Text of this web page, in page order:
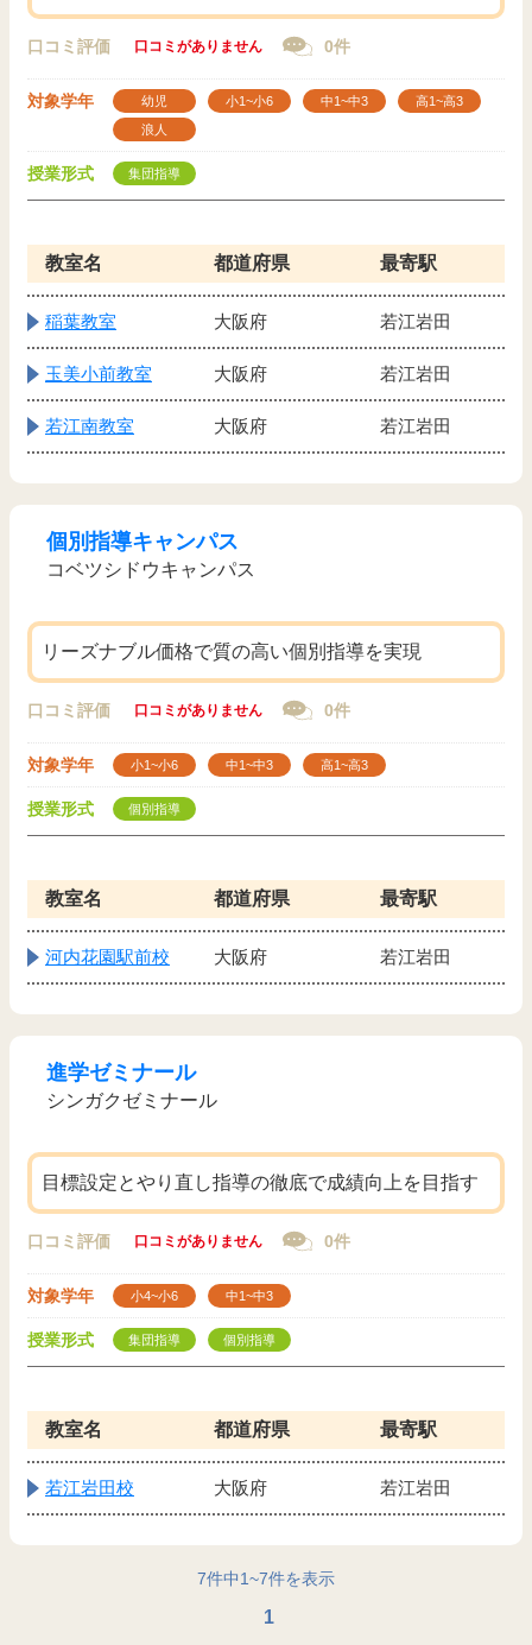
口コミ評価 口コミがありません 0件
対象学年 幼児 小1~小6 中1~中3
高1~高3
浪人
授業形式 集団指導
教室名 都道府県 最寄駅
稲葉教室 大阪府 若江岩田
玉美小前教室 大阪府 若江岩田
若江南教室 大阪府 若江岩田
個別指導キャンパス
コベツシドウキャンパス
リーズナブル価格で質の高い個別指導を実現
口コミ評価 口コミがありません 0件
対象学年 小1~小6 中1~中3 高1~高3
授業形式 個別指導
教室名 都道府県 最寄駅
河内花園駅前校 大阪府 若江岩田
進学ゼミナール
シンガクゼミナール
目標設定とやり直し指導の徹底で成績向上を目指す
口コミ評価 口コミがありません 0件
対象学年 小4~小6 中1~中3
授業形式 集団指導 個別指導
教室名 都道府県 最寄駅
若江岩田校 大阪府 若江岩田
7件中1~7件を表示
1